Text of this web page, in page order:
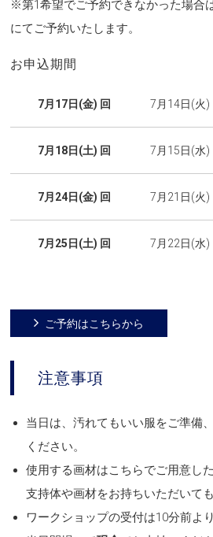
※第1希望でご予約できなかった場合
にてご予約いたします。
お申込期間
7月17日(金) 回 7月14日(
7月18日(土) 回 7月15日(
7月24日(金) 回 7月21日(
7月25日(土) 回 7月22日(
ご予約はこちらから
注意事項
当日は、汚れてもいい服をご準備
ください。
使用する画材はこちらでご用意し
支持体や画材をお持ちいただいて
ワークショップの受付は10分前よ